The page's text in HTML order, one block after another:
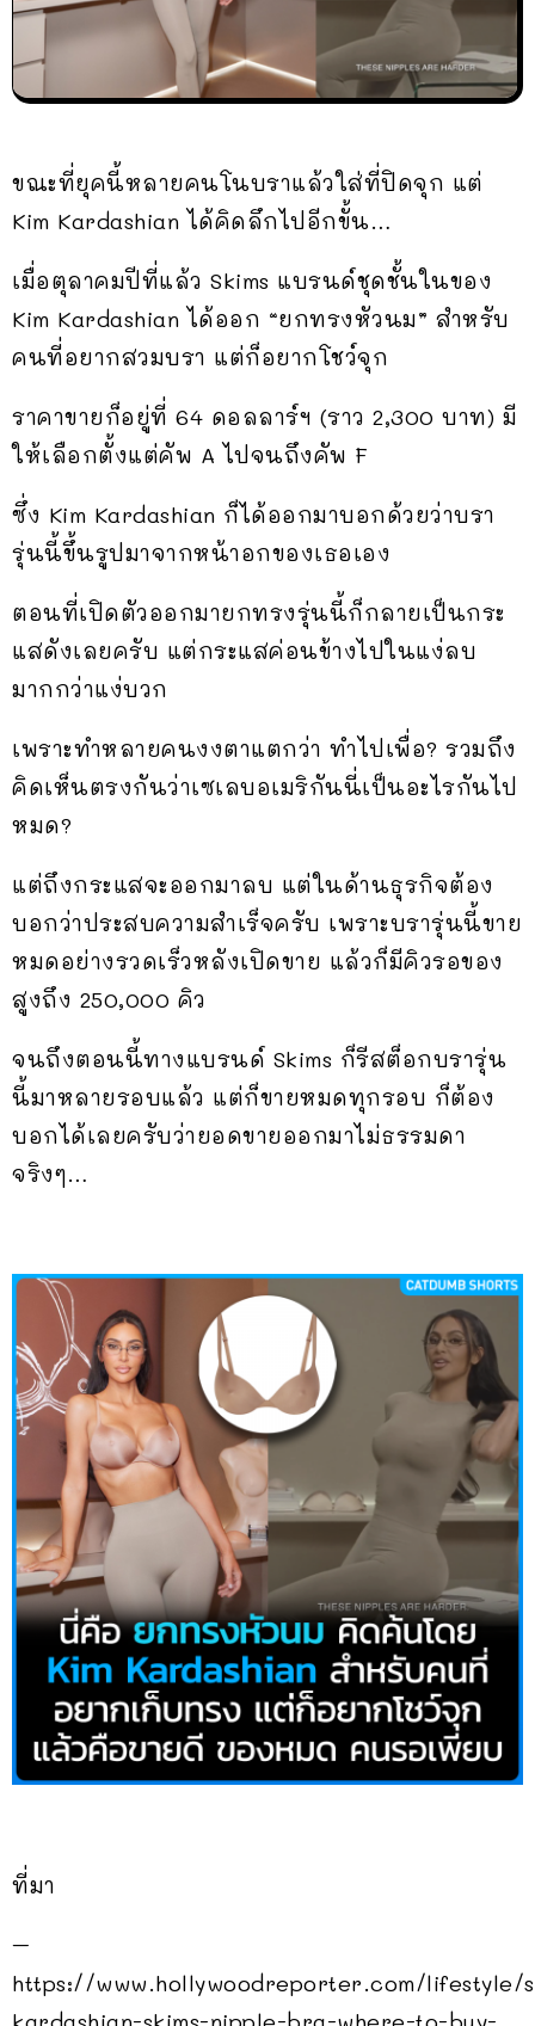
ขณะที่ยุคนี้หลายคนโนบราแล้วใส่ที่ปิดจุก แต่
Kim Kardashian ได้คิดลึกไปอีกขั้น…
เมื่อตุลาคมปีที่แล้ว Skims แบรนด์ชุดชั้นในของ
Kim Kardashian ได้ออก “ยกทรงหัวนม” สำหรับ
คนที่อยากสวมบรา แต่ก็อยากโชว์จุก
ราคาขายก็อยู่ที่ 64 ดอลลาร์ฯ (ราว 2,300 บาท) มี
ให้เลือกตั้งแต่คัพ A ไปจนถึงคัพ F
ซึ่ง Kim Kardashian ก็ได้ออกมาบอกด้วยว่าบรา
รุ่นนี้ขึ้นรูปมาจากหน้าอกของเธอเอง
ตอนที่เปิดตัวออกมายกทรงรุ่นนี้ก็กลายเป็นกระ
แสดังเลยครับ แต่กระแสค่อนข้างไปในแง่ลบ
มากกว่าแง่บวก
เพราะทำหลายคนงงตาแตกว่า ทำไปเพื่อ? รวมถึง
คิดเห็นตรงกันว่าเซเลบอเมริกันนี่เป็นอะไรกันไป
หมด?
แต่ถึงกระแสจะออกมาลบ แต่ในด้านธุรกิจต้อง
บอกว่าประสบความสำเร็จครับ เพราะบรารุ่นนี้ขาย
หมดอย่างรวดเร็วหลังเปิดขาย แล้วก็มีคิวรอของ
สูงถึง 250,000 คิว
จนถึงตอนนี้ทางแบรนด์ Skims ก็รีสต็อกบรารุ่น
นี้มาหลายรอบแล้ว แต่ก็ขายหมดทุกรอบ ก็ต้อง
บอกได้เลยครับว่ายอดขายออกมาไม่ธรรมดา
จริงๆ…
ที่มา
–
https://www.hollywoodreporter.com/lifestyle/